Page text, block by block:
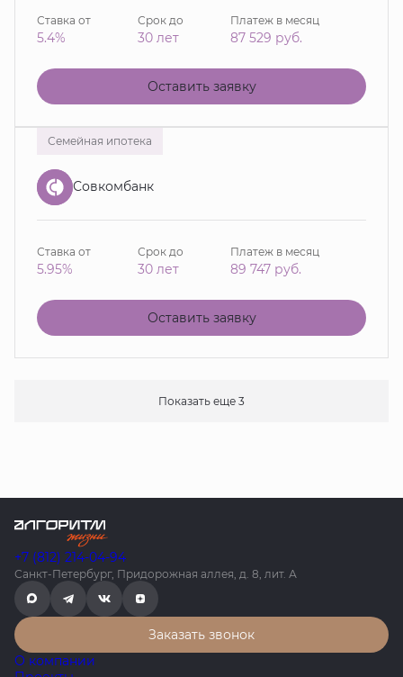
Ставка от
5.4%
Срок до
30 лет
Платеж в месяц
87 529 руб.
Оставить заявку
Семейная ипотека
Совкомбанк
Ставка от
5.95%
Срок до
30 лет
Платеж в месяц
89 747 руб.
Оставить заявку
Показать еще 3
+7 (812) 214-04-94
Санкт-Петербург, Придорожная аллея, д. 8, лит. А
Заказать звонок
О компании